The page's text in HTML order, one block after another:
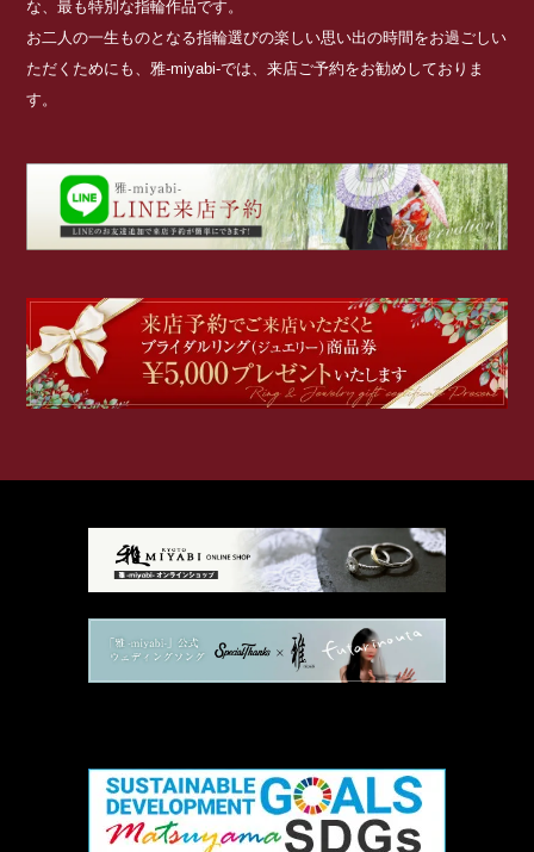
な、最も特別な指輪作品です。
お二人の一生ものとなる指輪選びの楽しい思い出の時間をお過ごしい
ただくためにも、雅-miyabi-では、来店ご予約をお勧めしておりま
す。